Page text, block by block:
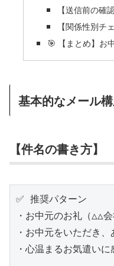
【送信前の確
【関係性別チ
🎯 【まとめ】お
基本的なメール
【件名の書き方】
✅ 推奨パターン
・お中元のお礼（△△
・お中元をいただき
・心温まるお気遣い